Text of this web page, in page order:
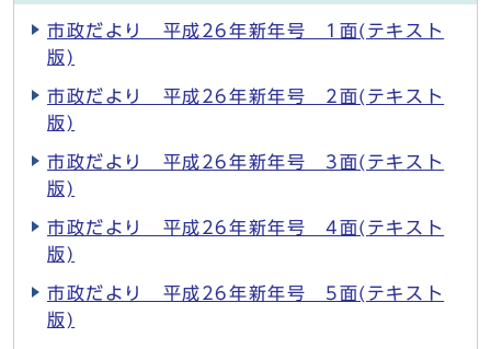
市政だより 平成26年新年号 1面(テキスト
版)
市政だより 平成26年新年号 2面(テキスト
版)
市政だより 平成26年新年号 3面(テキスト
版)
市政だより 平成26年新年号 4面(テキスト
版)
市政だより 平成26年新年号 5面(テキスト
版)